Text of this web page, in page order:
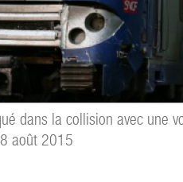
dans la collision avec une
août 2015